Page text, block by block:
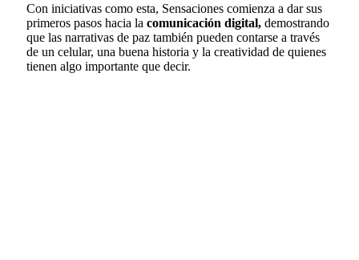
Con iniciativas como esta, Sensaciones comienza a dar sus
primeros pasos hacia la comunicación digital, demostrando
que las narrativas de paz también pueden contarse a través
de un celular, una buena historia y la creatividad de quienes
tienen algo importante que decir.